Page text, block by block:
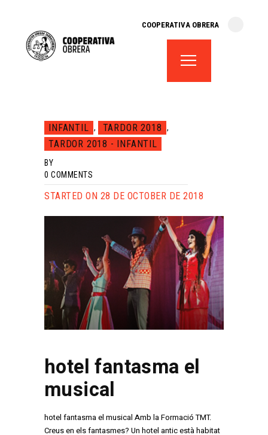
COOPERATIVA OBRERA
fes-te soci
lloguer d’espais
INFANTIL , TARDOR 2018 ,
TARDOR 2018 - INFANTIL
BY
0 COMMENTS
STARTED ON 28 DE OCTOBER DE 2018
hotel fantasma el
musical
hotel fantasma el musical Amb la Formació TMT.
Creus en els fantasmes? Un hotel antic està habitat